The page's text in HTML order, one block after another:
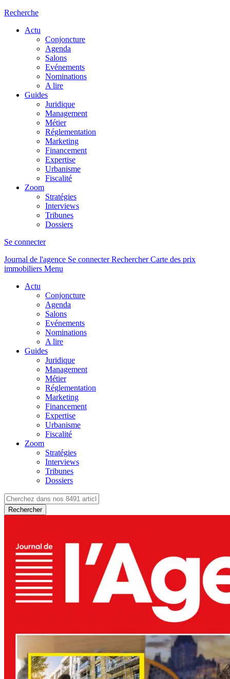
Recherche
Actu
Conjoncture
Agenda
Salons
Evénements
Nominations
A lire
Guides
Juridique
Management
Métier
Réglementation
Marketing
Financement
Expertise
Urbanisme
Fiscalité
Zoom
Stratégies
Interviews
Tribunes
Dossiers
Se connecter
Journal de l'agence Se connecterRechercher Carte des prix
immobiliers Menu
Actu
Conjoncture
Agenda
Salons
Evénements
Nominations
A lire
Guides
Juridique
Management
Métier
Réglementation
Marketing
Financement
Expertise
Urbanisme
Fiscalité
Zoom
Stratégies
Interviews
Tribunes
Dossiers
Rechercher